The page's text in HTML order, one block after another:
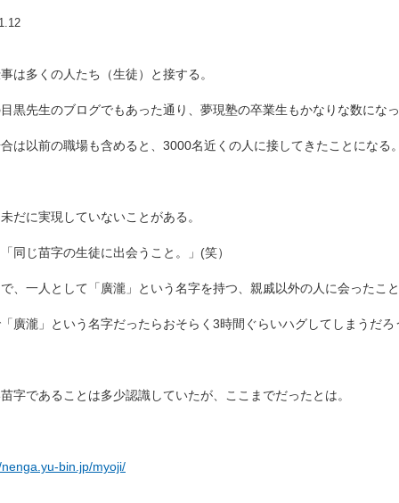
は多くの人たち（生徒）と接する。
黒先生のブログでもあった通り、夢現塾の卒業生もかなりな数になっ
は以前の職場も含めると、3000名近くの人に接してきたことになる。
だに実現していないことがある。
同じ苗字の生徒に出会うこと。」(笑）
、一人として「廣瀧」という名字を持つ、親戚以外の人に会ったこと
廣瀧」という名字だったらおそらく3時間ぐらいハグしてしまうだろ
字であることは多少認識していたが、ここまでだったとは。
bin.jp/myoji/